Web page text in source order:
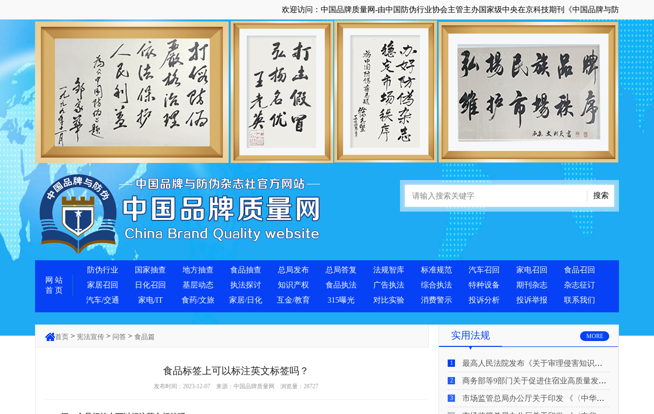
欢迎访问：中国品牌质量网-由中国防伪行业协会主管主办国家级中央在京科技期刊《中国品牌与防伪》杂志的官
网 站
首 页
防伪行业 国家抽查 地方抽查 食品抽查 总局发布 总局答复 法规智库 标准规范 汽车召回 家电召回
食品召回
家居召回
日化召回 基层动态 执法探讨 知识产权 食品执法 广告执法 综合执法 特种设备 期刊杂志
杂志征订
汽车/交通
家电/IT 食药/文旅 家居/日化 互金/教育 315曝光 对比实验 消费警示 投诉分析 投诉举报 联系我们
首页 > 宪法宣传 > 问答 > 食品篇
食品标签上可以标注英文标签吗？
发布时间：2023-12-07 来源： 中国品牌质量网 浏览量： 28727
实用法规 MORE
1 最高人民法院发布《关于审理侵害知识产权民事纠纷案件适用惩罚性赔偿的解释》
2 商务部等9部门关于促进住宿业高质量发展的指导意见
3 市场监管总局办公厅关于印发 《〈中华人民共和国广告法〉适用问题 执法指南（二）》的通知